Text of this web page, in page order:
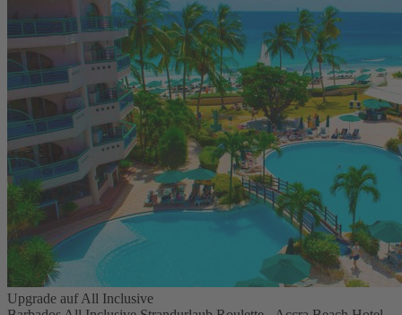
Upgrade auf All Inclusive